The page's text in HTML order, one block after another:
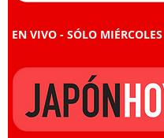
EN VIVO - SÓLO